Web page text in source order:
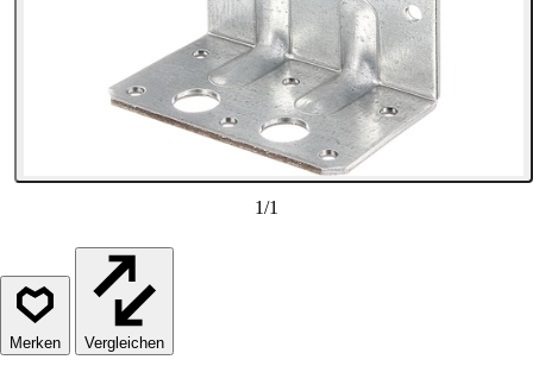
1/1
Vergleichen